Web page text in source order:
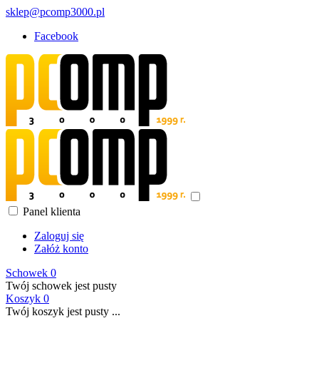
sklep@pcomp3000.pl
Facebook
Panel klienta
Zaloguj się
Załóż konto
Schowek 0
Twój schowek jest pusty
Koszyk 0
Twój koszyk jest pusty ...